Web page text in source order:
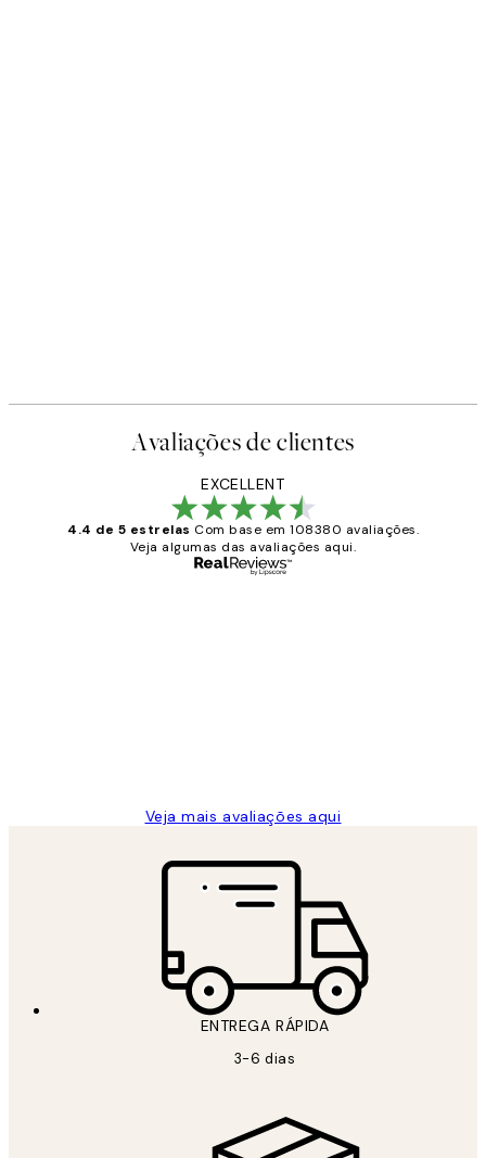
Avaliações de clientes
EXCELLENT
4.4 de 5 estrelas Com base em 108380 avaliações.
Veja algumas das avaliações aqui.
Veja mais avaliações aqui
ENTREGA RÁPIDA
3-6 dias